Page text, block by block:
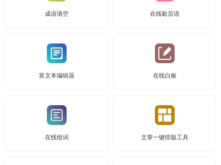
成语填空 在线歇后语
富文本编辑器 在线白板
在线组词 文章一键排版工具